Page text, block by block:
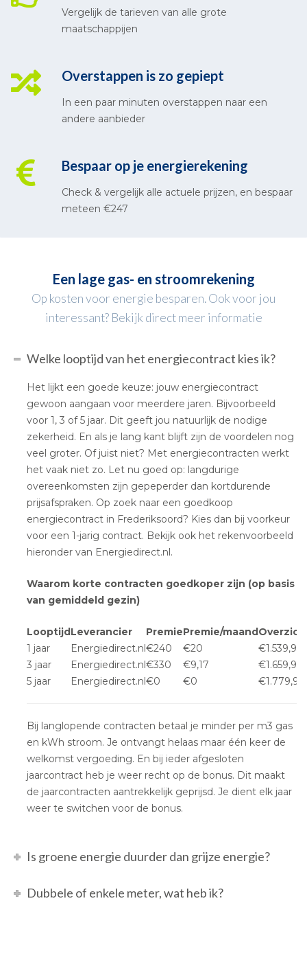
Vergelijk de tarieven van alle grote
maatschappijen
Overstappen is zo gepiept
In een paar minuten overstappen naar een
andere aanbieder
Bespaar op je energierekening
Check & vergelijk alle actuele prijzen, en bespaar
meteen €247
Een lage gas- en stroomrekening
Op kosten voor energie besparen. Ook voor jou
interessant? Bekijk direct meer informatie
Welke looptijd van het energiecontract kies ik?
Het lijkt een goede keuze: jouw energiecontract
gewoon aangaan voor meerdere jaren. Bijvoorbeeld
voor 1, 3 of 5 jaar. Dit geeft jou natuurlijk de nodige
zekerheid. En als je lang kant blijft zijn de voordelen nog
veel groter. Of juist niet? Met energiecontracten werkt
het vaak niet zo. Let nu goed op: langdurige
overeenkomsten zijn gepeperder dan kortdurende
prijsafspraken. Op zoek naar een goedkoop
energiecontract in Frederiksoord? Kies dan bij voorkeur
voor een 1-jarig contract. Bekijk ook het rekenvoorbeeld
hieronder van Energiedirect.nl.
Waarom korte contracten goedkoper zijn (op basis
van gemiddeld gezin)
LooptijdLeverancier PremiePremie/maand
1 jaar
Energiedirect.nl€240 €20
€1.539,95
3 jaar
Energiedirect.nl€330 €9,17
€1.659,95
5 jaar
Energiedirect.nl€0 €0 €1.779,95
Bij langlopende contracten betaal je minder per m3 gas
en kWh stroom. Je ontvangt helaas maar één keer de
welkomst vergoeding. En bij ieder afgesloten
jaarcontract heb je weer recht op de bonus. Dit maakt
de jaarcontracten aantrekkelijk geprijsd. Je dient elk jaar
weer te switchen voor de bonus.
Is groene energie duurder dan grijze energie?
Dubbele of enkele meter, wat heb ik?